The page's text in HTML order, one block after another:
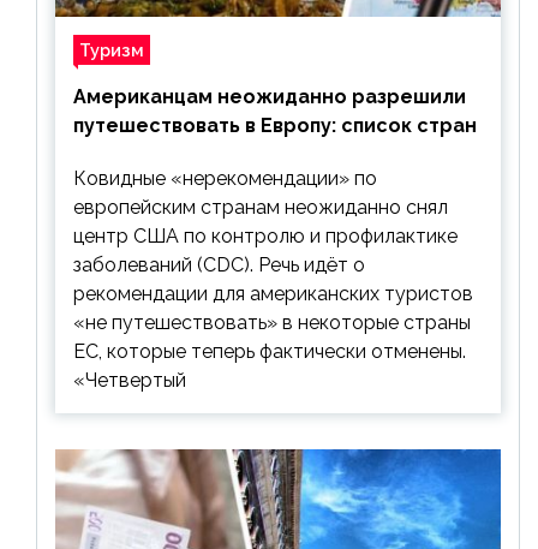
Туризм
Американцам неожиданно разрешили
путешествовать в Европу: список стран
Ковидные «нерекомендации» по
европейским странам неожиданно снял
центр США по контролю и профилактике
заболеваний (CDC). Речь идёт о
рекомендации для американских туристов
«не путешествовать» в некоторые страны
ЕС, которые теперь фактически отменены.
«Четвертый